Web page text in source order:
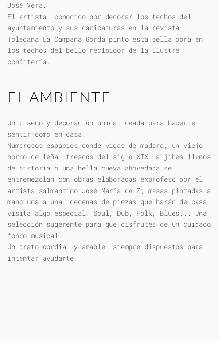
José Vera.
El artista, conocido por decorar los techos del
ayuntamiento y sus caricaturas en la revista
Toledana La Campana Gorda pinto esta bella obra en
los techos del bello recibidor de la ilustre
confitería.
EL AMBIENTE
Un diseño y decoración única ideada para hacerte
sentir como en casa.
Numerosos espacios donde vigas de madera, un viejo
horno de leña, frescos del siglo XIX, aljibes llenos
de historia o una bella cueva abovedada se
entremezclan con obras elaboradas exprofeso por el
artista salmantino José María de Z; mesas pintadas a
mano una a una, decenas de piezas que harán de casa
visita algo especial. Soul, Dub, Folk, Blues... Una
selección sugerente para que disfrutes de un cuidado
fondo musical.
Un trato cordial y amable, siempre dispuestos para
intentar ayudarte.